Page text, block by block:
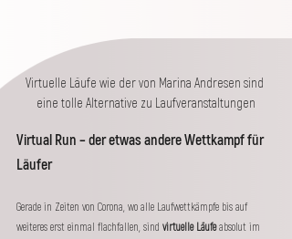
Virtuelle Läufe wie der von Marina Andresen sind
eine tolle Alternative zu Laufveranstaltungen
Virtual Run – der etwas andere Wettkampf für
Läufer
Gerade in Zeiten von Corona, wo alle Laufwettkämpfe bis auf
weiteres erst einmal flachfallen, sind virtuelle Läufe absolut im